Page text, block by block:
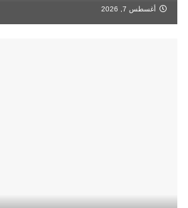
أغسطس 7, 2026